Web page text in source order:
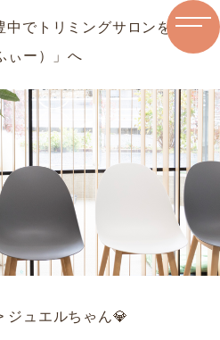
ジュエルちゃん💎